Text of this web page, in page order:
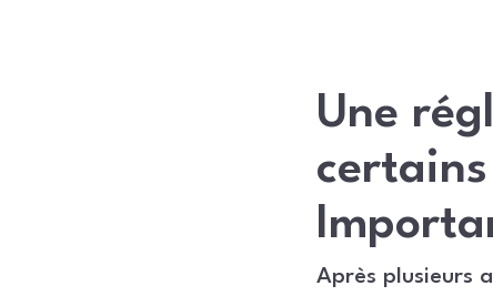
Une
Après plusieurs